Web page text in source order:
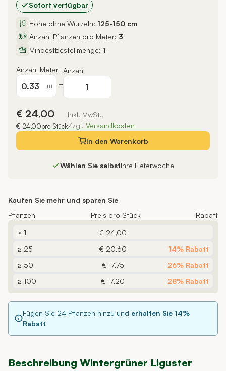
Sofort verfügbar
Höhe ohne Wurzeln: 125-150 cm
Anzahl Pflanzen pro Meter: 3
Mindestbestellmenge: 1
Anzahl Meter
m
=
Anzahl
€ 24,00
€ 24,00pro Stück
Inkl. MwSt.,
Zzgl. Versandkosten
In den Warenkorb
Wählen Sie selbstIhre Lieferwoche
Kaufen Sie mehr und sparen Sie
Pflanzen
Preis pro Stück Rabatt
≥ 1
€ 24,00
≥ 25
€ 20,60
14% Rabatt
≥ 50
€ 17,75
26% Rabatt
≥ 100
€ 17,20 28% Rabatt
Fügen Sie 24Pflanzen hinzu und erhalten Sie 14%
Rabatt
Beschreibung Wintergrüner Liguster